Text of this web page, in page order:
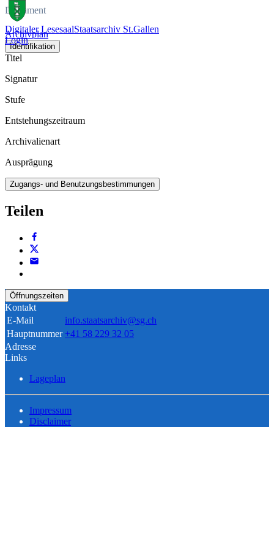
Digitaler LesesaalStaatsarchiv St.Gallen
Login
Dokument
Archivplan
Identifikation
Titel
Signatur
Stufe
Entstehungszeitraum
Archivalienart
Ausprägung
Zugangs- und Benutzungsbestimmungen
Teilen
Öffnungszeiten
Kontakt
E-Mail
info.staatsarchiv@sg.ch
Hauptnummer +41 58 229 32 05
Adresse
Links
Lageplan
Impressum
Disclaimer